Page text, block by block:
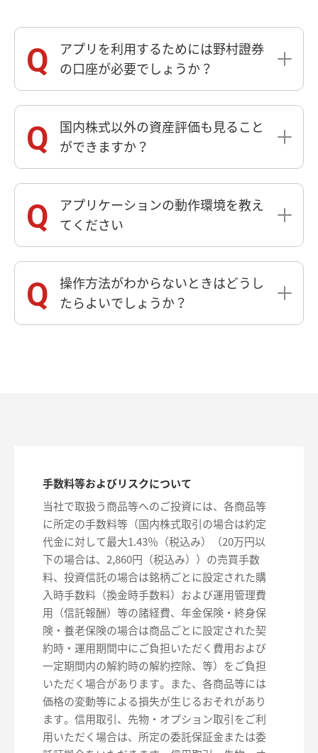
アプリを利用するためには野村證券
の口座が必要でしょうか？
国内株式以外の資産評価も見ること
ができますか？
アプリケーションの動作環境を教え
てください
操作方法がわからないときはどうし
たらよいでしょうか？
手数料等およびリスクについて
当社で取扱う商品等へのご投資には、各商品等
に所定の手数料等（国内株式取引の場合は約定
代金に対して最大1.43％（税込み）（20万円以
下の場合は、2,860円（税込み））の売買手数
料、投資信託の場合は銘柄ごとに設定された購
入時手数料（換金時手数料）および運用管理費
用（信託報酬）等の諸経費、年金保険・終身保
険・養老保険の場合は商品ごとに設定された契
約時・運用期間中にご負担いただく費用および
一定期間内の解約時の解約控除、等）をご負担
いただく場合があります。また、各商品等には
価格の変動等による損失が生じるおそれがあり
ます。信用取引、先物・オプション取引をご利
用いただく場合は、所定の委託保証金または委